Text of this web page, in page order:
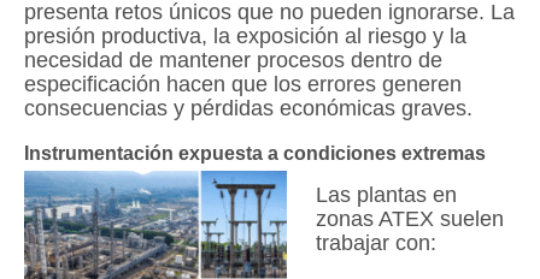
presenta retos únicos que no pueden ignorarse. La
presión productiva, la exposición al riesgo y la
necesidad de mantener procesos dentro de
especificación hacen que los errores generen
consecuencias y pérdidas económicas graves.
Instrumentación expuesta a condiciones extremas
Las plantas en
zonas ATEX suelen
trabajar con: